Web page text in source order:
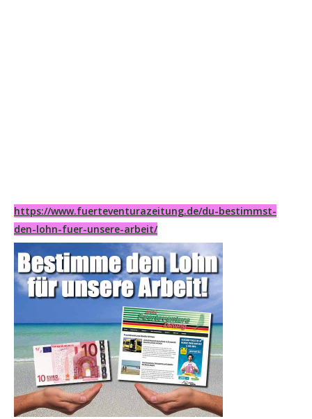
https://www.fuerteventurazeitung.de/du-bestimmst-
den-lohn-fuer-unsere-arbeit/